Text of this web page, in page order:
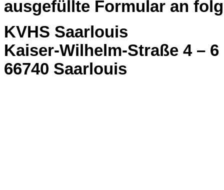
ausgefüllte Formular an
KVHS Saarlouis
Kaiser-Wilhelm-Straße 4 – 6
66740 Saarlouis